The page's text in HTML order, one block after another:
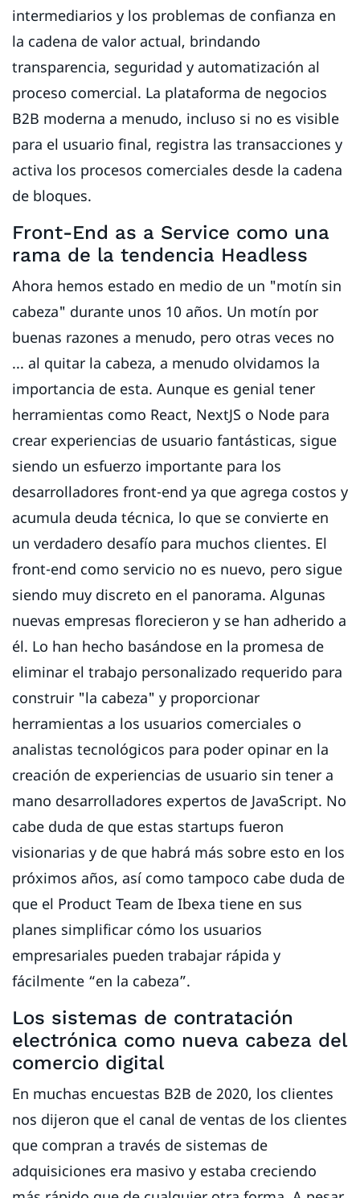
intermediarios y los problemas de confianza en
la cadena de valor actual, brindando
transparencia, seguridad y automatización al
proceso comercial. La plataforma de negocios
B2B moderna a menudo, incluso si no es visible
para el usuario final, registra las transacciones y
activa los procesos comerciales desde la cadena
de bloques.
Front-End as a Service como una
rama de la tendencia Headless
Ahora hemos estado en medio de un "motín sin
cabeza" durante unos 10 años. Un motín por
buenas razones a menudo, pero otras veces no
... al quitar la cabeza, a menudo olvidamos la
importancia de esta. Aunque es genial tener
herramientas como React, NextJS o Node para
crear experiencias de usuario fantásticas, sigue
siendo un esfuerzo importante para los
desarrolladores front-end ya que agrega costos y
acumula deuda técnica, lo que se convierte en
un verdadero desafío para muchos clientes. El
front-end como servicio no es nuevo, pero sigue
siendo muy discreto en el panorama. Algunas
nuevas empresas florecieron y se han adherido a
él. Lo han hecho basándose en la promesa de
eliminar el trabajo personalizado requerido para
construir "la cabeza" y proporcionar
herramientas a los usuarios comerciales o
analistas tecnológicos para poder opinar en la
creación de experiencias de usuario sin tener a
mano desarrolladores expertos de JavaScript. No
cabe duda de que estas startups fueron
visionarias y de que habrá más sobre esto en los
próximos años, así como tampoco cabe duda de
que el Product Team de Ibexa tiene en sus
planes simplificar cómo los usuarios
empresariales pueden trabajar rápida y
fácilmente “en la cabeza”.
Los sistemas de contratación
electrónica como nueva cabeza del
comercio digital
En muchas encuestas B2B de 2020, los clientes
nos dijeron que el canal de ventas de los clientes
que compran a través de sistemas de
adquisiciones era masivo y estaba creciendo